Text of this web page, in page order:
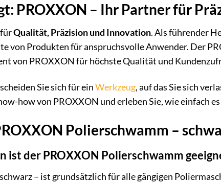
PROXXON – Ihr Partner für
Qualität, Präzision und Innovation. Als führender
von Produkten für anspruchsvolle Anwender. Der
von PROXXON für höchste Qualität und
Sie sich für einWerkzeug, auf das Sie sich
how von PROXXON und erleben Sie, wie einfach
Polierschwamm –
ist der PROXXON Polierschwamm
– ist grundsätzlich für alle gängigen